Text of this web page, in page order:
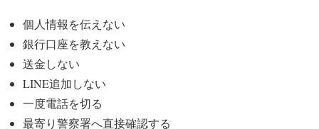
個人情報を伝えない
銀行口座を教えない
送金しない
LINE追加しない
一度電話を切る
最寄り警察署へ直接確認する